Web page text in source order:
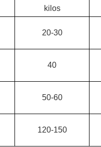
kilos
20-30
40
50-60
120-150